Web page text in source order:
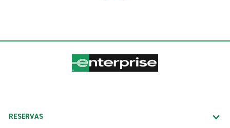
RESERVAS